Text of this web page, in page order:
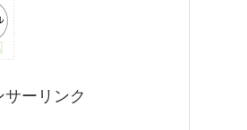
サーリンク